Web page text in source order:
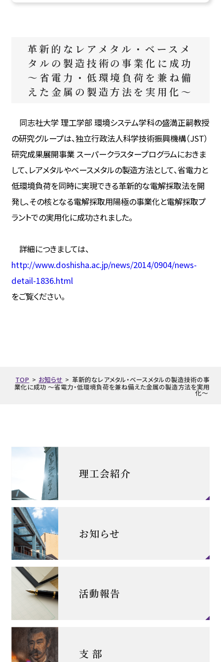
革新的なレアメタル・ベースメ
タルの製造技術の事業化に成功
～省電力・低環境負荷を兼ね備
えた金属の製造方法を実用化～
同志社大学 理工学部 環境システム学科の盛満正嗣教授
の研究グループは、独立行政法人科学技術振興機構（JST）
研究成果展開事業 スーパークラスタープログラムにおきま
して、レアメタルやベースメタルの製造方法として、省電力と
低環境負荷を同時に実現できる革新的な電解採取法を開
発し、その核となる電解採取用陽極の事業化と電解採取プ
ラントでの実用化に成功されました。
詳細につきましては、
http://www.doshisha.ac.jp/news/2014/0904/news-
detail-1836.html
をご覧ください。
TOP > お知らせ > 革新的なレアメタル・ベースメタルの製造技術の事
業化に成功 ～省電力・低環境負荷を兼ね備えた金属の製造方法を実用
化～
理工会紹介
お知らせ
活動報告
支 部